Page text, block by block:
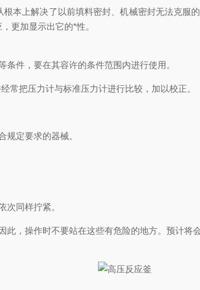
本上解决了以前填料密封、机械密封无法克
更加显示出它的*性。
条件，要在其容许的条件范围内进行使用。
常把压力计与标准压力计进行比较，加以校正。
规定要求的器械。
次同样拧紧。
，操作时不要站在这些有危险的地方。预计将